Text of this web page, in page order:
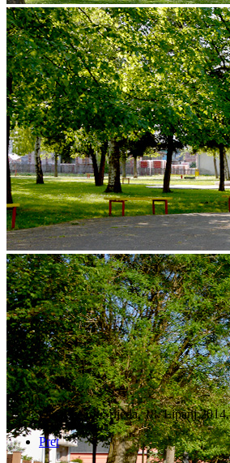
Detalji
Objavljeno: Srijeda, 18. Lipanj 2014.
Pret